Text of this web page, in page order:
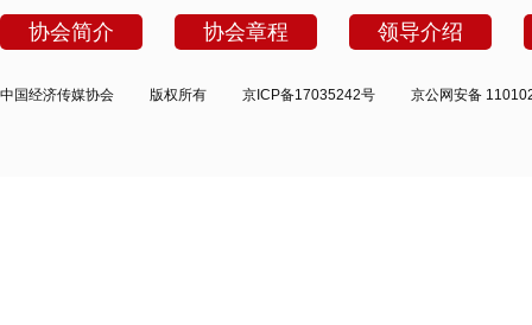
协会简介 协会章程 领导介绍
中国经济传媒协会 版权所有 京ICP备17035242号 京公网安备